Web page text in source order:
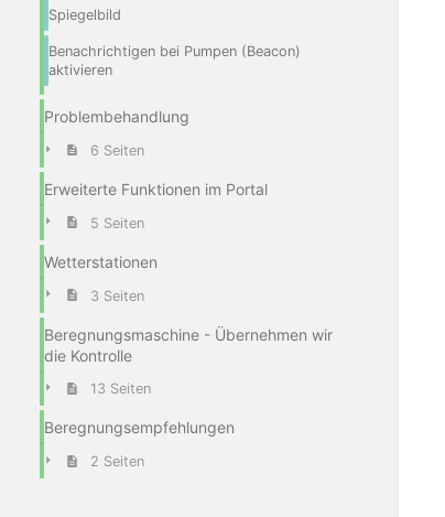
Spiegelbild
Benachrichtigen bei Pumpen (Beacon)
aktivieren
Problembehandlung
6 Seiten
Erweiterte Funktionen im Portal
5 Seiten
Wetterstationen
3 Seiten
Beregnungsmaschine - Übernehmen wir
die Kontrolle
13 Seiten
Beregnungsempfehlungen
2 Seiten